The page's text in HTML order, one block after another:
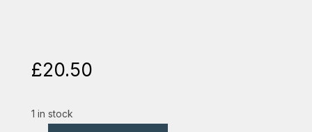
£20.50
1 in stock